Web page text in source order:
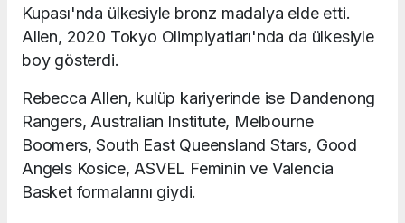
Kupası'nda ülkesiyle bronz madalya elde etti.
Allen, 2020 Tokyo Olimpiyatları'nda da ülkesiyle
boy gösterdi.
Rebecca Allen, kulüp kariyerinde ise Dandenong
Rangers, Australian Institute, Melbourne
Boomers, South East Queensland Stars, Good
Angels Kosice, ASVEL Feminin ve Valencia
Basket formalarını giydi.